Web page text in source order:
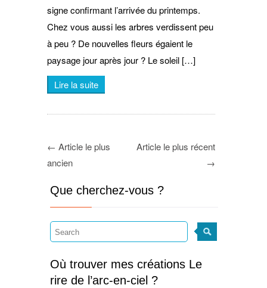
signe confirmant l’arrivée du printemps.
Chez vous aussi les arbres verdissent peu
à peu ? De nouvelles fleurs égaient le
paysage jour après jour ? Le soleil […]
Lire la suite
Article le plus récent
→
← Article le plus
ancien
Que cherchez-vous ?
Où trouver mes créations Le
rire de l’arc-en-ciel ?